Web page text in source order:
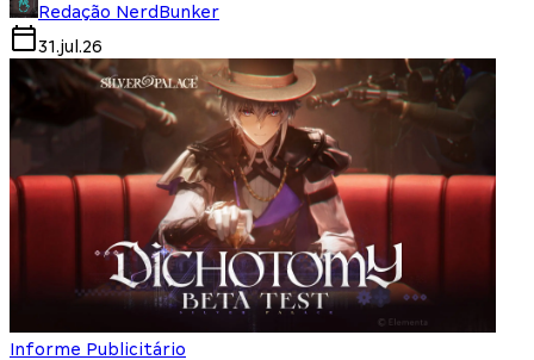
Redação NerdBunker
31.jul.26
Informe Publicitário